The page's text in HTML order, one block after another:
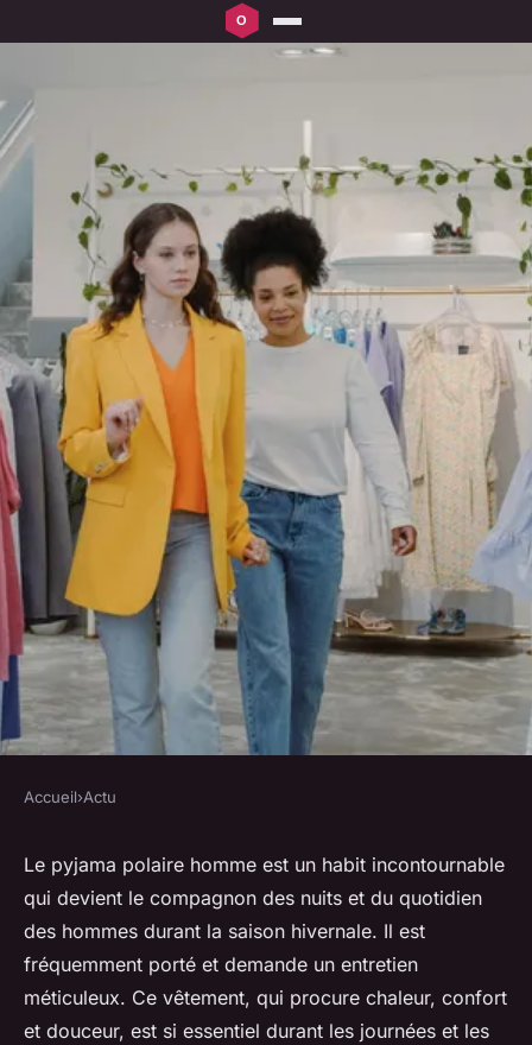
Comment entretenir un
pyjama polaire homme ?
lucinde•21 novembre 2023•2 min de lecture
Accueil›Actu
Le pyjama polaire homme est un habit incontournable
qui devient le compagnon des nuits et du quotidien
des hommes durant la saison hivernale. Il est
fréquemment porté et demande un entretien
méticuleux. Ce vêtement, qui procure chaleur, confort
et douceur, est si essentiel durant les journées et les